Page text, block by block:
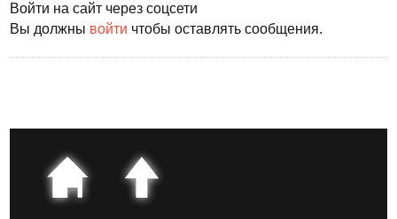
Войти на сайт через соцсети
Вы должны войти чтобы оставлять сообщения.